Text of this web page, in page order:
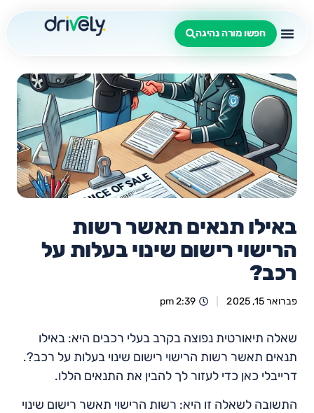
חפשו מורה נהיגה
באילו תנאים תאשר רשות
הרישוי רישום שינוי בעלות על
רכב?
פברואר 15, 2025 2:39 pm
שאלה תיאורטית נפוצה בקרב בעלי רכבים היא: באילו
תנאים תאשר רשות הרישוי רישום שינוי בעלות על רכב?.
דרייבלי כאן כדי לעזור לך להבין את התנאים הללו.
התשובה לשאלה זו היא: רשות הרישוי תאשר רישום שינוי